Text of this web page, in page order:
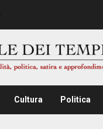
Cultura Politica